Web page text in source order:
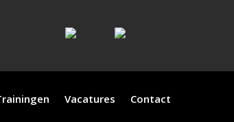
Vacatures Contact